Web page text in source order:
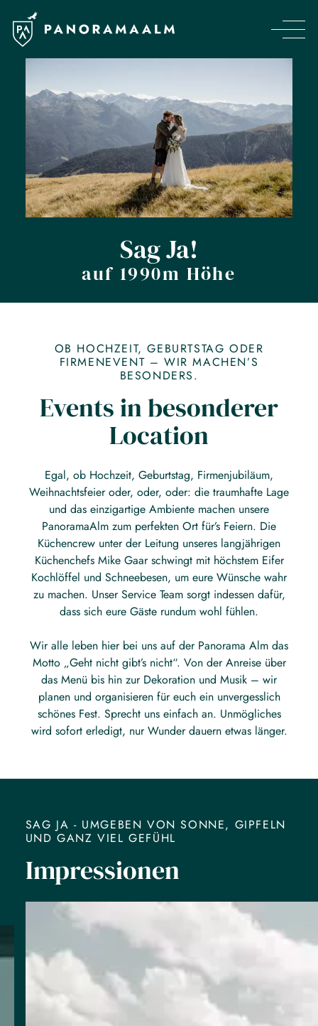
auf 1990m Höhe
Sag Ja!
OB HOCHZEIT, GEBURTSTAG ODER
FIRMENEVENT – WIR MACHEN’S
BESONDERS.
Events in besonderer
Location
Egal, ob Hochzeit, Geburtstag, Firmenjubiläum,
Weihnachtsfeier oder, oder, oder: die traumhafte Lage
und das einzigartige Ambiente machen unsere
PanoramaAlm zum perfekten Ort für’s Feiern. Die
Küchencrew unter der Leitung unseres langjährigen
Küchenchefs Mike Gaar schwingt mit höchstem Eifer
Kochlöffel und Schneebesen, um eure Wünsche wahr
zu machen. Unser Service Team sorgt indessen dafür,
dass sich eure Gäste rundum wohl fühlen.
Wir alle leben hier bei uns auf der Panorama Alm das
Motto „Geht nicht gibt’s nicht“. Von der Anreise über
das Menü bis hin zur Dekoration und Musik – wir
planen und organisieren für euch ein unvergesslich
schönes Fest. Sprecht uns einfach an. Unmögliches
wird sofort erledigt, nur Wunder dauern etwas länger.
SAG JA - UMGEBEN VON SONNE, GIPFELN
UND GANZ VIEL GEFÜHL
Impressionen